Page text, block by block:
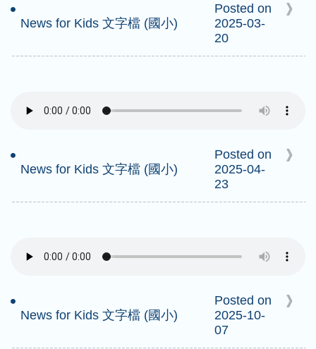
News for Kids 文字檔 (國小)
Posted on
2025-03-
20
News for Kids 文字檔 (國小)
Posted on
2025-04-
23
News for Kids 文字檔 (國小)
Posted on
2025-10-
07